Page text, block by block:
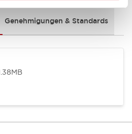
Genehmigungen & Standards